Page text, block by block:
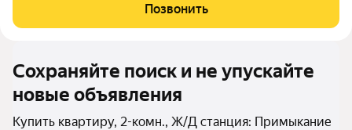
Позвонить
Сохраняйте поиск и не упускайте
новые объявления
Купить квартиру, 2-комн., Ж/Д станция: Примыкание